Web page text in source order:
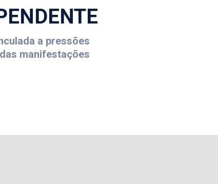
a pressões
manifestações